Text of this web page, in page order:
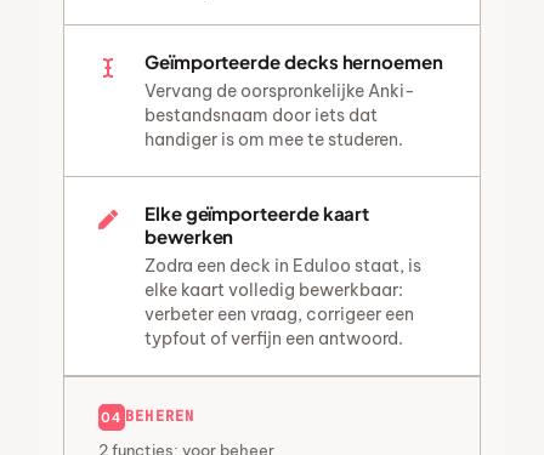
Geïmporteerde decks hernoemen
Vervang de oorspronkelijke Anki-
bestandsnaam door iets dat
handiger is om mee te studeren.
Elke geïmporteerde kaart
bewerken
Zodra een deck in Eduloo staat, is
elke kaart volledig bewerkbaar:
verbeter een vraag, corrigeer een
typfout of verfijn een antwoord.
04 BEHEREN
2 functies: voor beheer